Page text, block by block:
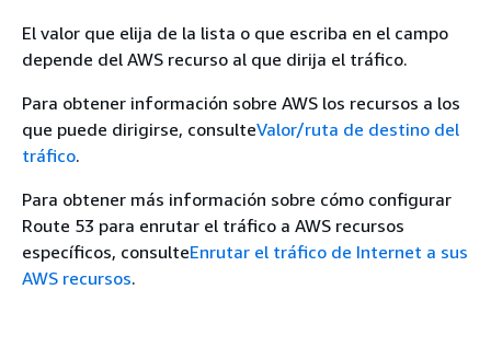
El valor que elija de la lista o que escriba en el campo
depende del AWS recurso al que dirija el tráfico.
Para obtener información sobre AWS los recursos a los
que puede dirigirse, consulteValor/ruta de destino del
tráfico.
Para obtener más información sobre cómo configurar
Route 53 para enrutar el tráfico a AWS recursos
específicos, consulteEnrutar el tráfico de Internet a sus
AWS recursos.